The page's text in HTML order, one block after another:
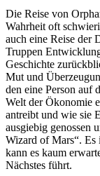
Die Reise von
Wahrheit oft
auch eine Reise der
Truppen
Geschichte
Mut und
den eine Person auf
Welt der Ökonomie
antreibt und wie sie
ausgiebig genossen
Wizard of Mars“. Es
kann es kaum
Nächstes führt.